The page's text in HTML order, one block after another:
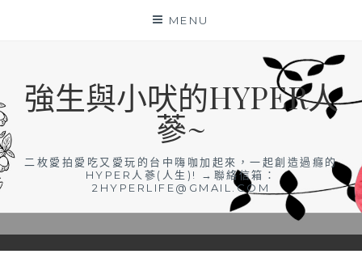
MENU
強生與小吠的HYPER人
蔘~
二枚愛拍愛吃又愛玩的台中嗨咖加起來，一起創造過癮的
HYPER人蔘(人生)! →聯絡信箱：
2HYPERLIFE@GMAIL.COM